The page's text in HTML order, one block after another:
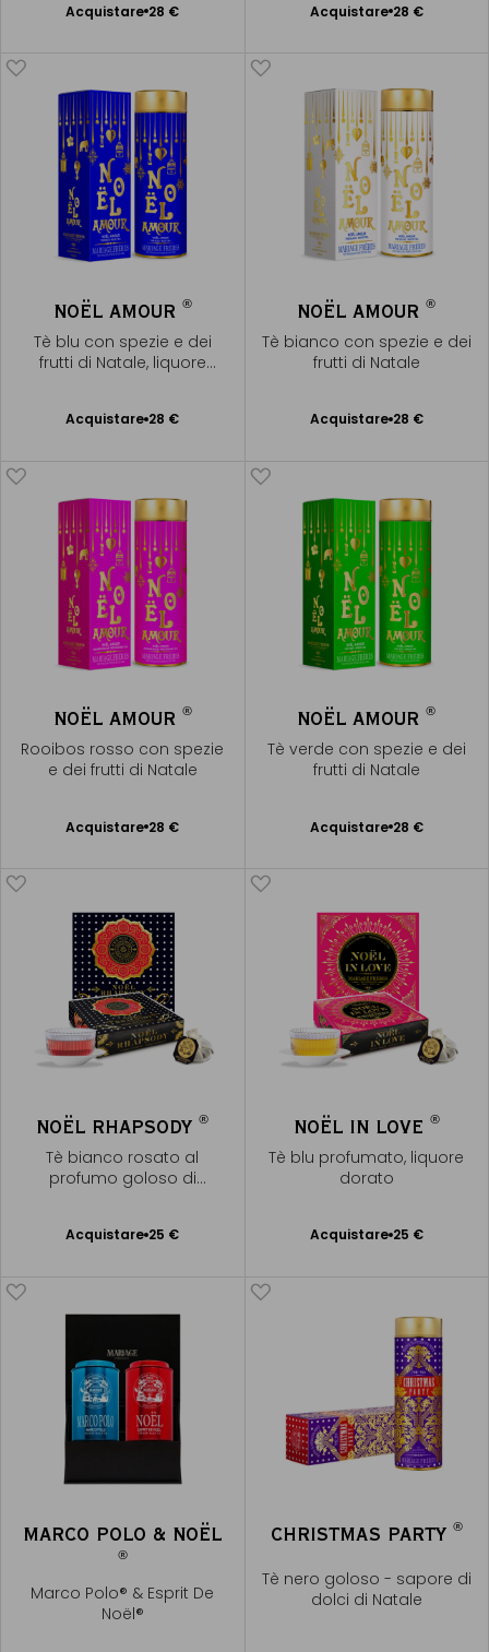
Acquistare 28 €
Aggiungere
Acquistare 28 €
Aggiungere
NOËL AMOUR ®
Tè blu con spezie e dei
frutti di Natale, liquore
Acquistare 28 €
Aggiungere
NOËL AMOUR®
Tè bianco con spezie e dei
frutti di Natale
Acquistare 28 €
Aggiungere
NOËL AMOUR ®
Rooibos rosso con spezie
e dei frutti di Natale
Acquistare 28 €
Aggiungere
NOËL AMOUR®
Tè verde con spezie e dei
frutti di Natale
Acquistare 28 €
Aggiungere
NOËL RHAPSODY®
Tè bianco rosato al
profumo goloso di
Acquistare 25 €
Aggiungere
NOËL IN LOVE ®
Tè blu profumato, liquore
dorato
Acquistare 25 €
Aggiungere
MARCO POLO & NOËL
®
Marco Polo® & Esprit De
Noël®
CHRISTMAS PARTY ®
Tè nero goloso - sapore di
dolci di Natale